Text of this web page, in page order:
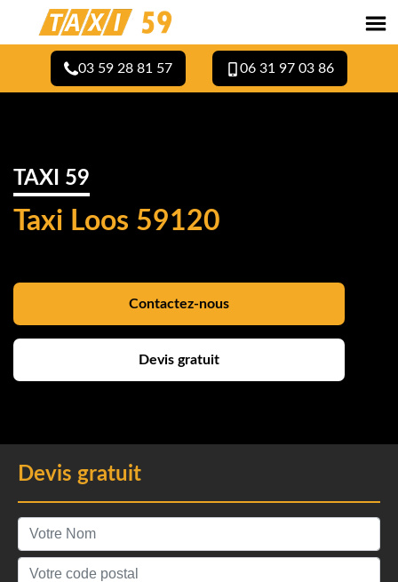
03 59 28 81 57 06 31 97 03 86
TAXI 59
Taxi Loos 59120
Contactez-nous
Devis gratuit
Devis gratuit